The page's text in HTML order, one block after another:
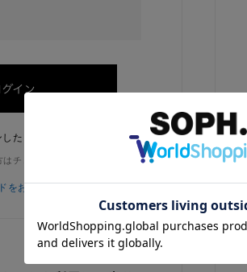
たままにする
チェックを外してください
をお忘れの方